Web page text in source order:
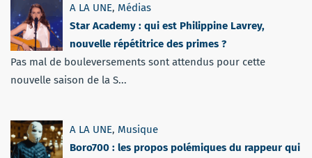
A LA UNE, Médias
Star Academy : qui est Philippine Lavrey,
nouvelle répétitrice des primes ?
Pas mal de bouleversements sont attendus pour cette
nouvelle saison de la S...
A LA UNE, Musique
Boro700 : les propos polémiques du rappeur qui